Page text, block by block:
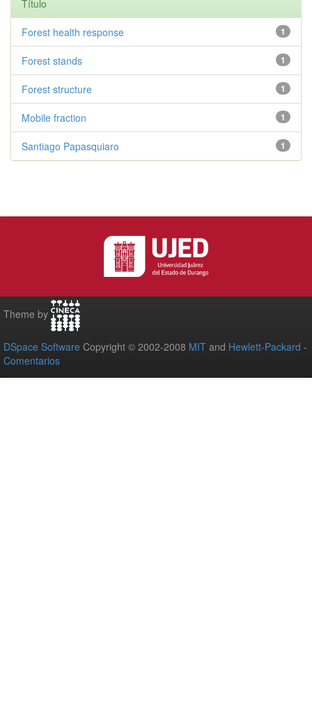
Título
1
Forest health response
1
Forest stands
1
Forest structure
1
Mobile fraction
1
Santiago Papasquiaro
Theme by
DSpace Software Copyright © 2002-2008 MIT and Hewlett-Packard -
Comentarios